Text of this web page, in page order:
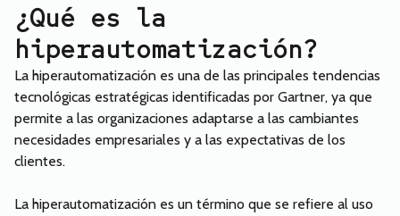
¿Qué es la
hiperautomatización?
La hiperautomatización es una de las principales tendencias
tecnológicas estratégicas identificadas por Gartner, ya que
permite a las organizaciones adaptarse a las cambiantes
necesidades empresariales y a las expectativas de los
clientes.
La hiperautomatización es un término que se refiere al uso